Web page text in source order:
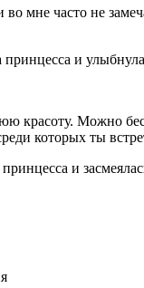
мне часто не
и
красоту. Можно
которых ты
и